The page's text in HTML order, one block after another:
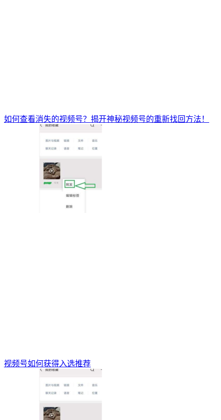
如何查看消失的视频号？揭开神秘视频号的重新找回方法！
视频号如何获得入选推荐